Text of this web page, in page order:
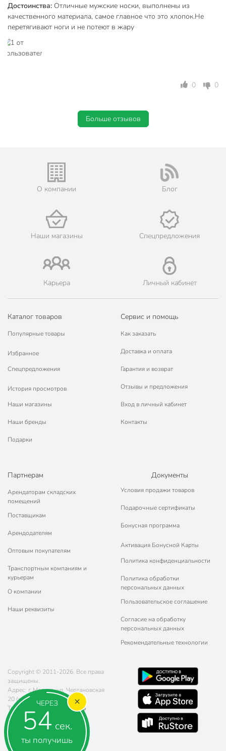
ЧЕРЕЗ
54 сек.
ты получишь
Сезонность
летний
Материал
Пол
для бега
классический
Количество пар
1 пара
без узоров
Высота носков
короткий
Active
Вес в упаковке
13 г
Достоинства: Отличные мужские носки, выполнены из
качественного материала, самое главное что это хлопок.Не
перетягивают ноги и не потеют в жару
0 0
Больше отзывов
О компании Блог
Наши магазины Спецпредложения
Карьера Личный кабинет
Каталог товаров
Популярные товары
Избранное
Спецпредложения
История просмотров
Наши магазины
Наши бренды
Подарки
Сервис и помощь
Как заказать
Доставка и оплата
Гарантия и возврат
Отзывы и предложения
Вход в личный кабинет
Контакты
Партнерам
Арендаторам складских
помещений
Поставщикам
Арендодателям
Оптовым покупателям
Транспортным компаниям и
курьерам
О компании
Наши реквизиты
Документы
Условия продажи товаров
Подарочные сертификаты
Бонусная программа
Активация Бонусной Карты
Политика конфиденциальности
Политика обработки
персональных данных
Пользовательское соглашение
Согласие на обработку
персональных данных
Рекомендательные технологии
Copyright © 2011-2026. Все права
защищены.
Адрес: г. Москва, ул. Чертановская
20 (метро Южная)
Телефон:
8 (800) 770-77-06
Почта:sales@poryadok.ru